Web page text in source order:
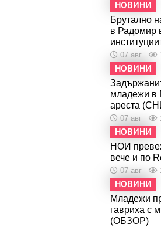
НОВИНИ
Брутално
в Радомир
07 авг
НОВИНИ
младежи в
ареста
07 авг
НОВИНИ
НОИ
вече и по
07 авг
НОВИНИ
Младежи
гавриха с
(ОБЗОР)